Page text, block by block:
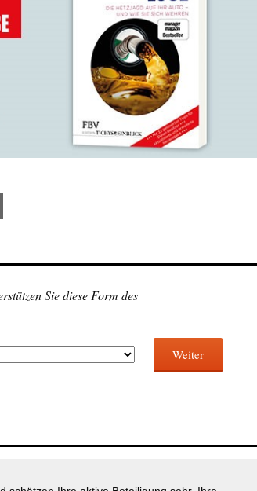
Sie diese Form des
Weiter